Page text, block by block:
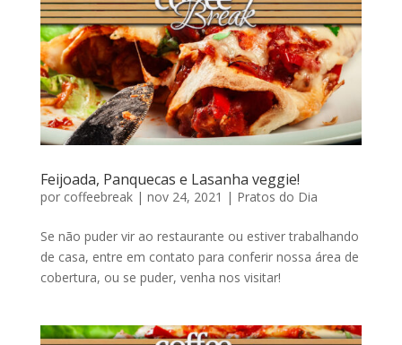
Feijoada, Panquecas e Lasanha veggie!
por coffeebreak| nov 24, 2021 | Pratos do Dia
Se não puder vir ao restaurante ou estiver trabalhando
de casa, entre em contato para conferir nossa área de
cobertura, ou se puder, venha nos visitar!